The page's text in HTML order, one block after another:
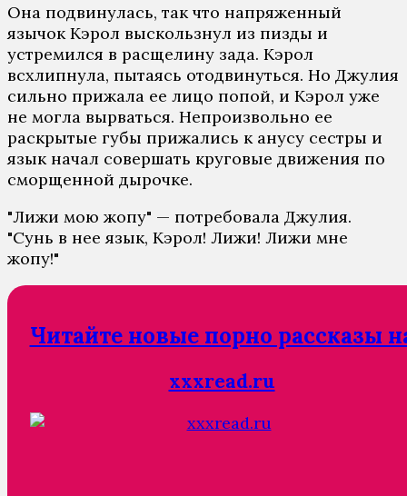
Она подвинулась, так что напряженный
язычок Кэрол выскользнул из пизды и
устремился в расщелину зада. Кэрол
всхлипнула, пытаясь отодвинуться. Но Джулия
сильно прижала ее лицо попой, и Кэрол уже
не могла вырваться. Непроизвольно ее
раскрытые губы прижались к анусу сестры и
язык начал совершать круговые движения по
сморщенной дырочке.
"Лижи мою жопу" — потребовала Джулия.
"Сунь в нее язык, Кэрол! Лижи! Лижи мне
жопу!"
Читайте новые порно рассказы
xxxread.ru